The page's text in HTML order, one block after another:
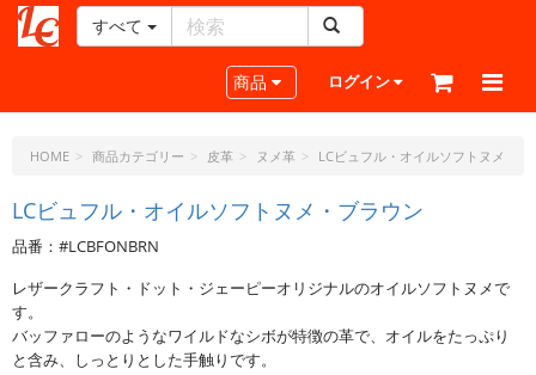
ー
ラ
ト・
ド
ッ
ト・
ジ
ェ
ー
すべて
Toggle navigation
商品 ログイン
HOME 商品カテゴリー 皮革 ヌメ革 LCビュフル・オイルソフトヌメ
LCビュフル・オイルソフトヌメ・ブラウン
品番：#LCBFONBRN
レザークラフト・ドット・ジェーピーオリジナルのオイルソフトヌメで
す。
バッファローのようなワイルドなシボが特徴の革で、オイルをたっぷり
と含み、しっとりとした手触りです。